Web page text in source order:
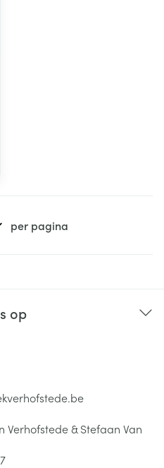
per pagina
op
Verhofstede & Stefaan Van